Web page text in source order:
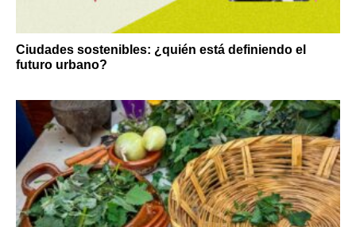
Ciudades sostenibles: ¿quién está definiendo el
futuro urbano?